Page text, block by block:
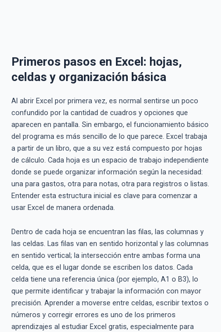
Primeros pasos en Excel: hojas,
celdas y organización básica
Al abrir Excel por primera vez, es normal sentirse un poco
confundido por la cantidad de cuadros y opciones que
aparecen en pantalla. Sin embargo, el funcionamiento básico
del programa es más sencillo de lo que parece. Excel trabaja
a partir de un libro, que a su vez está compuesto por hojas
de cálculo. Cada hoja es un espacio de trabajo independiente
donde se puede organizar información según la necesidad:
una para gastos, otra para notas, otra para registros o listas.
Entender esta estructura inicial es clave para comenzar a
usar Excel de manera ordenada.
Dentro de cada hoja se encuentran las filas, las columnas y
las celdas. Las filas van en sentido horizontal y las columnas
en sentido vertical; la intersección entre ambas forma una
celda, que es el lugar donde se escriben los datos. Cada
celda tiene una referencia única (por ejemplo, A1 o B3), lo
que permite identificar y trabajar la información con mayor
precisión. Aprender a moverse entre celdas, escribir textos o
números y corregir errores es uno de los primeros
aprendizajes al estudiar Excel gratis, especialmente para